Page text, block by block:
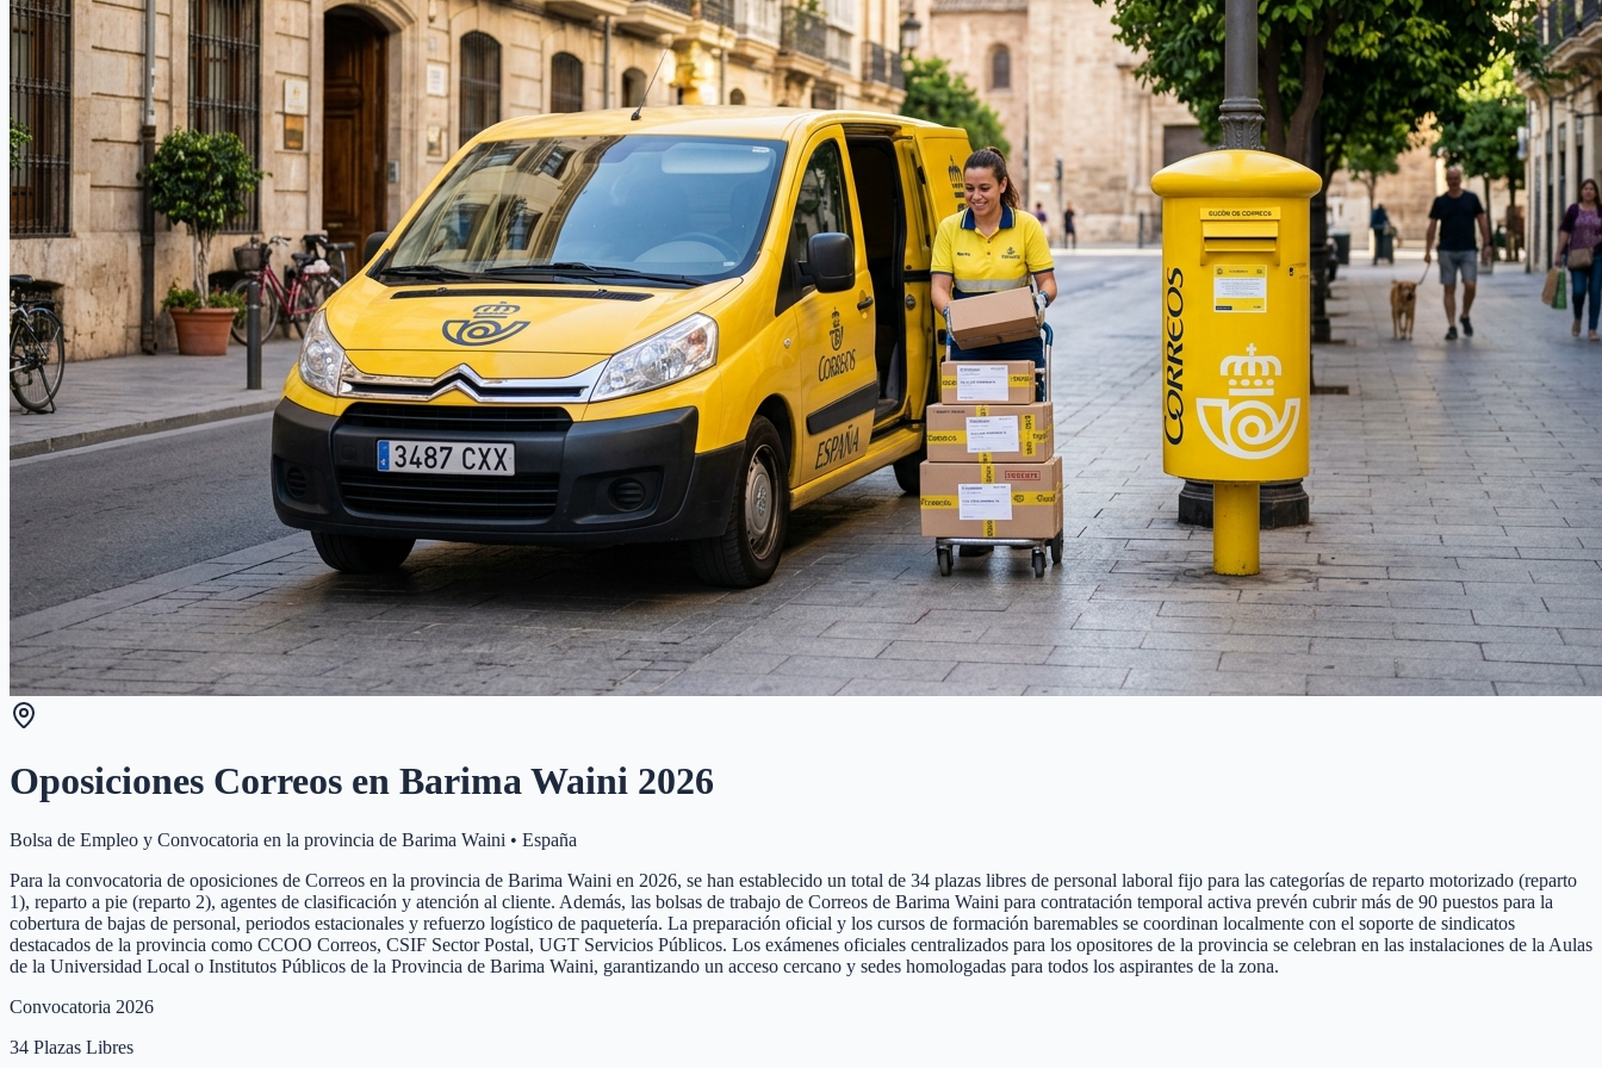
Oposiciones Correos en Barima Waini 2026
Bolsa de Empleo y Convocatoria en la provincia de Barima Waini • España
Para la convocatoria de oposiciones de Correos en la provincia de Barima Waini en 2026, se han establecido un total de 34 plazas libres de personal laboral fijo para las categorías de reparto motorizado (reparto
1), reparto a pie (reparto 2), agentes de clasificación y atención al cliente. Además, las bolsas de trabajo de Correos de Barima Waini para contratación temporal activa prevén cubrir más de 90 puestos para la
cobertura de bajas de personal, periodos estacionales y refuerzo logístico de paquetería. La preparación oficial y los cursos de formación baremables se coordinan localmente con el soporte de sindicatos
destacados de la provincia como CCOO Correos, CSIF Sector Postal, UGT Servicios Públicos. Los exámenes oficiales centralizados para los opositores de la provincia se celebran en las instalaciones de la Aulas
de la Universidad Local o Institutos Públicos de la Provincia de Barima Waini, garantizando un acceso cercano y sedes homologadas para todos los aspirantes de la zona.
Convocatoria 2026
34 Plazas Libres